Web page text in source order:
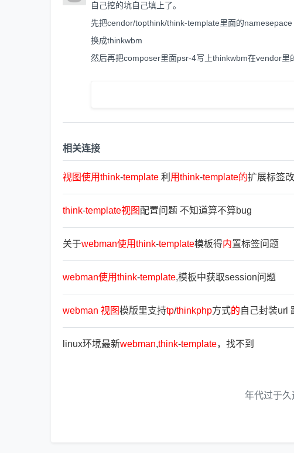
自己挖的坑自己填上了。
先把cendor/topthink/think-template里面的
换成thinkwbm
然后再把composer里面psr-4写上thinkwbm在vendor里
相关连接
视图使用think-template 利 用think-template的扩展标签
think-template视图 配置问题 不知道算不算bug
关于webman使用think-template模板得内置标签问题
webman使用think-template,模板中获取session问题
webman 视图模版里支持tp/thinkphp方式的自己封装url
linux环境最新webman,think-template，找不到
年代过于